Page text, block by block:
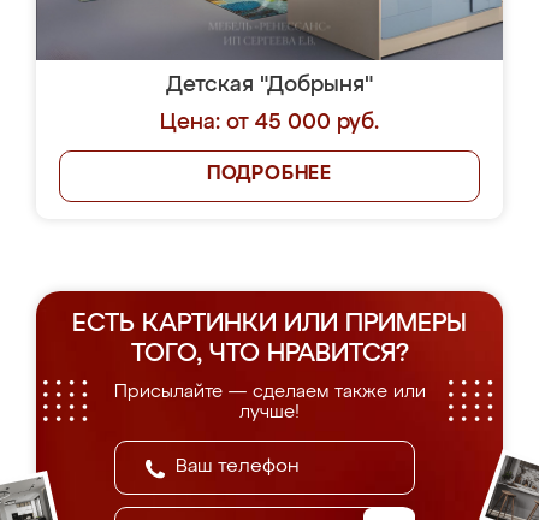
Детская "Добрыня"
Цена: от 45 000 руб.
ПОДРОБНЕЕ
ЕСТЬ КАРТИНКИ ИЛИ ПРИМЕРЫ
ТОГО, ЧТО НРАВИТСЯ?
Присылайте — сделаем также или
лучше!